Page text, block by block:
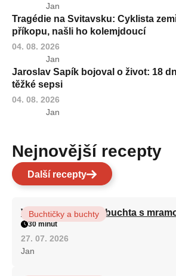
Jan
Tragédie na Svitavsku: Cyklista
příkopu, našli ho kolemjdoucí
04. 08. 2026
Jan
Jaroslav Sapík bojoval o život: 18
těžké sepsi
04. 08. 2026
Jan
Nejnovější recepty
Další recepty
Vláčná olejová litá buchta s
Buchtičky a buchty
30 minut
27. 07. 2026
Jan